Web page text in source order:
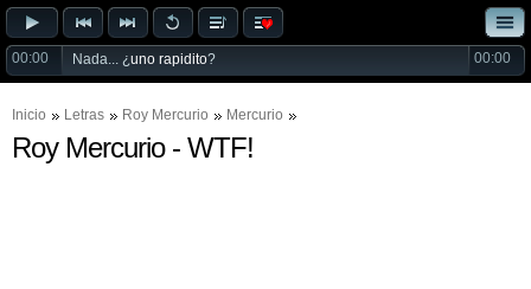
00:00 Nada... ¿uno rapidito? 00:00
Inicio Letras Roy Mercurio Mercurio
Roy Mercurio - WTF!